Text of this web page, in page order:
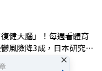
健大腦」！每週看體育
風險降3成，日本研究：
好
×